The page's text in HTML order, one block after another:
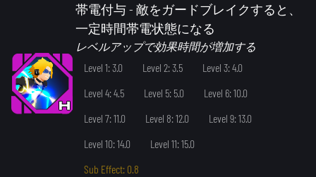
帯電付与- 敵をガードブレイクすると、
一定時間帯電状態になる
レベルアップで効果時間が増加する
Level 1: 3.0
Level 2: 3.5
Level 3: 4.0
Level 4: 4.5
Level 5: 5.0
Level 6: 10.0
Level 7: 11.0
Level 8: 12.0
Level 9: 13.0
Level 10: 14.0
Level 11: 15.0
Sub Effect: 0.8